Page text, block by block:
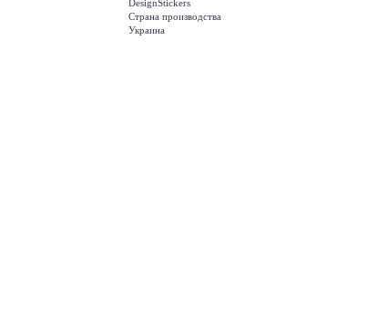
DesignStickers
Страна производства
Украина